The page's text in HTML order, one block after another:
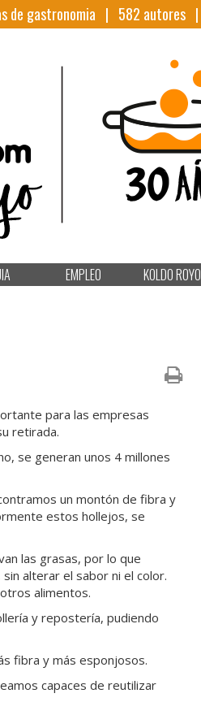
de gastronomia | 582 autores |
EMPLEO KOLDO ROYO
para las empresas
retirada.
se generan unos 4 millones
un montón de fibra y
estos hollejos, se
las grasas, por lo que
alterar el sabor ni el color.
alimentos.
y repostería, pudiendo
fibra y más esponjosos.
capaces de reutilizar